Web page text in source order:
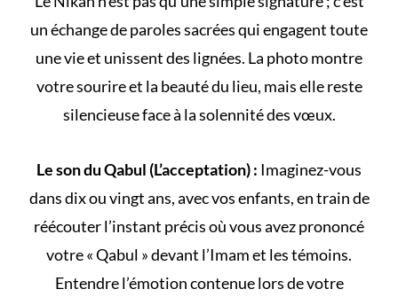
un échange de paroles sacrées qui engagent toute
une vie et unissent des lignées. La photo montre
votre sourire et la beauté du lieu, mais elle reste
silencieuse face à la solennité des vœux.
Le son du Qabul (L’acceptation) : Imaginez-vous
dans dix ou vingt ans, avec vos enfants, en train de
réécouter l’instant précis où vous avez prononcé
votre « Qabul » devant l’Imam et les témoins.
Entendre l’émotion contenue lors de votre